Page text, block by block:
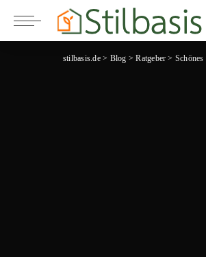
stilbasis.de> Blog >Ratgeber >